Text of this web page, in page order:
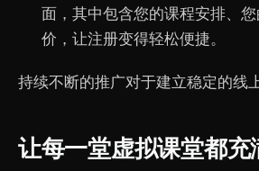
面，其中包含您的课程安排、
价，让注册变得轻松便捷。
持续不断的推广对于建立稳定的线
让每一堂虚拟课堂都充